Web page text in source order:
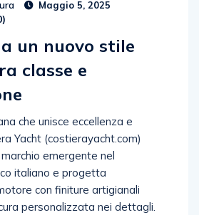
Maggio 5, 2025
)
un nuovo stile
classe e
che unisce eccellenza e
Yacht (costierayacht.com)
emergente nel
italiano e progetta
con finiture artigianali
personalizzata nei dettagli.